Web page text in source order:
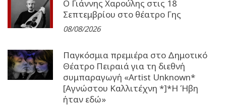
Ο Γιάννης Χαρούλης στις 18
Σεπτεμβρίου στο θέατρο Γης
08/08/2026
Παγκόσμια πρεμιέρα στο Δημοτικό
Θέατρο Πειραιά για τη διεθνή
συμπαραγωγή «Artist Unknown*
[Αγνώστου Καλλιτέχνη *]*Η Ήβη
ήταν εδώ»